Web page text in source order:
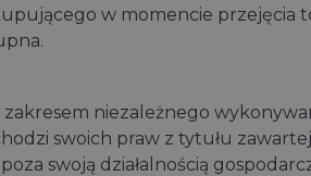
w momencie przejęcia
niezależnego
swoich praw z tytułu
swoją działalnością